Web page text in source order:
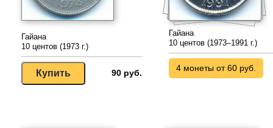
Гайана
10 центов (1973 г.)
90 руб.
Гайана
10 центов (1973–1991 г.)
4 монеты от 60 руб.